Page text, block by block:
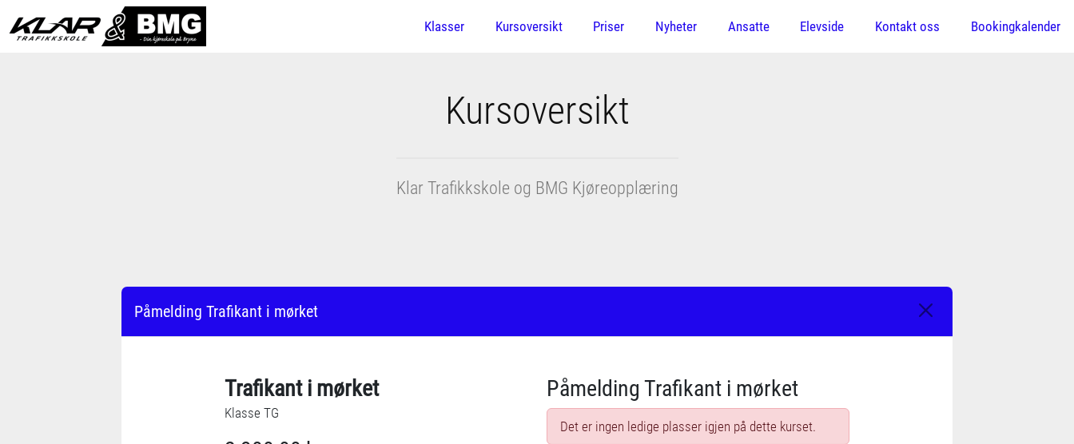
Klasser Kursoversikt Priser Nyheter Ansatte Elevside Kontakt oss Bookingkalender
Kursoversikt
Klar Trafikkskole og BMG Kjøreopplæring
Påmelding Trafikant i mørket
Påmelding Trafikant i mørket
Det er ingen ledige plasser igjen på dette kurset.
Trafikant i mørket
Klasse TG